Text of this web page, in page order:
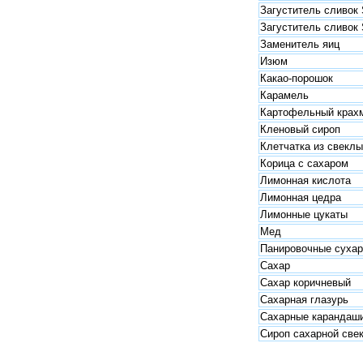
Загуститель сливок
Загуститель
Заменитель яиц
Изюм
Какао-порошок
Карамель
Картофельный
Кленовый сироп
Клетчатка из
Корица с сахаром
Лимонная кислота
Лимонная цедра
Лимонные цукаты
Мед
Панировочные
Сахар
Сахар коричневый
Сахарная глазурь
Сахарные
Сироп сахарной